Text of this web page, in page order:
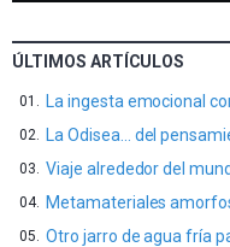
ÚLTIMOS ARTÍCULOS
La ingesta emocional
La Odisea… del
Viaje alrededor del
Metamateriales
Otro jarro de agua fría